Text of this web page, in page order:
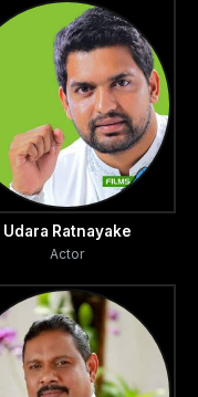
Udara Ratnayake
Actor